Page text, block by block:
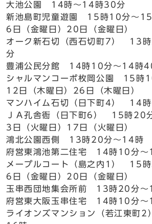
大池公園 14時～14時30分
新池島町児童遊園 15時10分～
6日（金曜日）20日（金曜日）
オーク新石切（西石切町7） 13
分
豊浦公民分館 14時10分～14時
シャルマンコーポ枚岡公園 15時
12日（木曜日）26日（木曜日）
マンハイム石切（日下町4） 14
ＪＡ孔舎衙（日下町6） 15時20
3日（火曜日）17日（火曜日）
鴻北公園西側 13時20分～14時
府営東鴻池第二住宅 14時10分
メープルコート（島之内1） 15
6日（金曜日）20日（金曜日）
玉串西団地集会所前 13時20分～
府営東大阪玉串住宅 14時10分
ライオンズマンション（若江東